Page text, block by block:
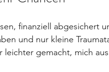
finanziell abgesichert
und nur kleine
leichter gemacht, mich